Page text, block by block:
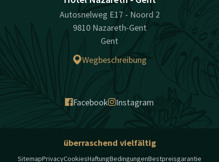
Autosnelweg E17 - Noord 2
9810 Nazareth-Gent
Gent
Wegbeschreibung
Facebook Instagram
überraschend vielfältig
SitemapPrivacyCookiesHaftungBedingungenBestpreisgarantie